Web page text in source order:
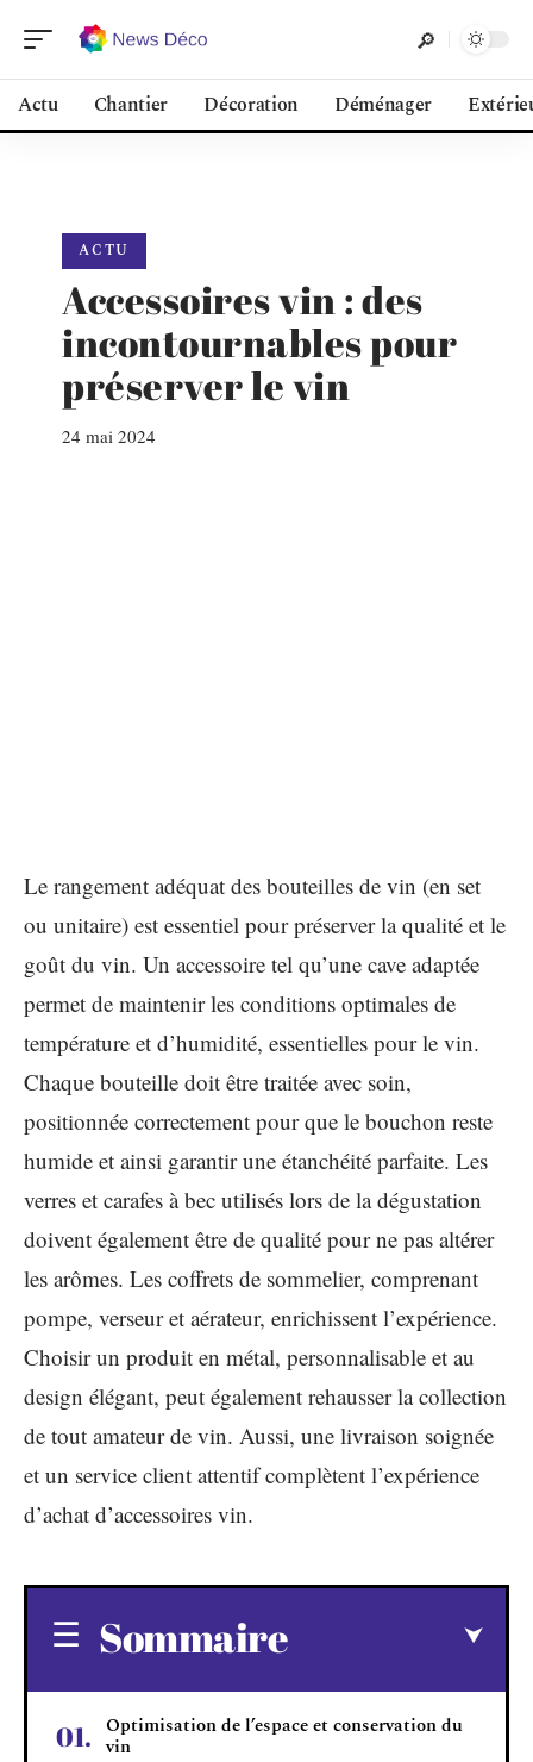
Actu Chantier Décoration Déménager
ACTU
Accessoires vin : des
incontournables pour
préserver le vin
24 mai 2024
Le rangement adéquat des bouteilles de vin (en set
ou unitaire) est essentiel pour préserver la qualité et le
goût du vin. Un accessoire tel qu’une cave adaptée
permet de maintenir les conditions optimales de
température et d’humidité, essentielles pour le vin.
Chaque bouteille doit être traitée avec soin,
positionnée correctement pour que le bouchon reste
humide et ainsi garantir une étanchéité parfaite. Les
verres et carafes à bec utilisés lors de la dégustation
doivent également être de qualité pour ne pas altérer
les arômes. Les coffrets de sommelier, comprenant
pompe, verseur et aérateur, enrichissent l’expérience.
Choisir un produit en métal, personnalisable et au
design élégant, peut également rehausser la collection
de tout amateur de vin. Aussi, une livraison soignée
et un service client attentif complètent l’expérience
d’achat d’accessoires vin.
Sommaire
Optimisation de l’espace et conservation du
vin